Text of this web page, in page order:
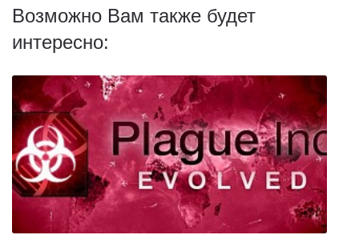
Возможно Вам также будет
интересно: